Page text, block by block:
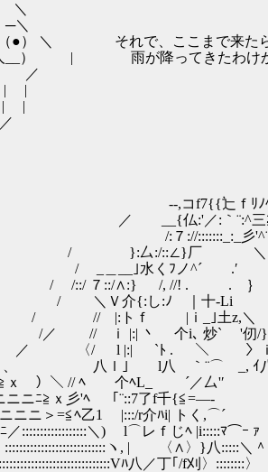
） ＼ それで、ここまで来た
| 雨が降ってきたわけ
／
| |
| |
f7{{辷ｆﾘﾉﾍ
仏:'／:｀¨:^三
彡'^¨⌒
:/::∠}厂 ＼
｣水くﾌノ^´ .′
::/∧:} /, //! . . ｝
{:し:ﾉ ｜十-Li j/
|ｉ_｣土z,＼
|:| 丶 个i､ 炒` '
〈/ l |:| `ﾄ . ＼ 〉ｉ
八ｌ｣ l八 ｀¨⌒ _, ｲ八}｝
ニ≧ｘ ）＼ // ﾍ 个ﾍL_ ´／厶
ニニﾆ≧ｘ彡'ﾍ ｢¨::7了f千{≦=―-
ニ＞=≦ﾍ乙1 |:::/r介ﾊi| トく,⌒´
ﾆ／::::::::::::::::::＼) l⌒レｆじﾍ |i:::::ﾏ⌒ｰ ｧ
::::::::::::::::::::::::::::ヽ, | 〈∧〉}八:::::＼＾
ﾊ八／丁｢/f刈〉::::::::〉